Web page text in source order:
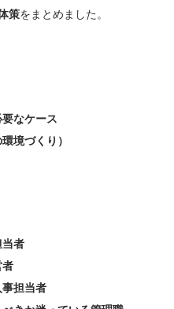
策をまとめました。
なケース
境づくり）
者
者
担当者